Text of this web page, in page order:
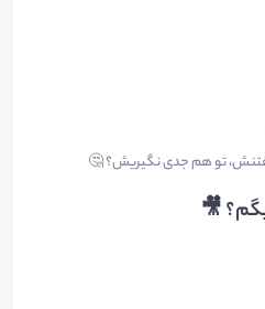
تو هم جدی نگیریش؟ 🤔
🎥